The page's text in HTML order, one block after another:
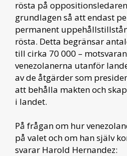
rösta på
grundlagen så att endast
permanent
rösta. Detta begränsar
till cirka 70 000 –
venezolanerna utanför
av de åtgärder som
att behålla makten och
i landet.
På frågan om hur
på valet och om han själv
svarar Harold Hernandez: